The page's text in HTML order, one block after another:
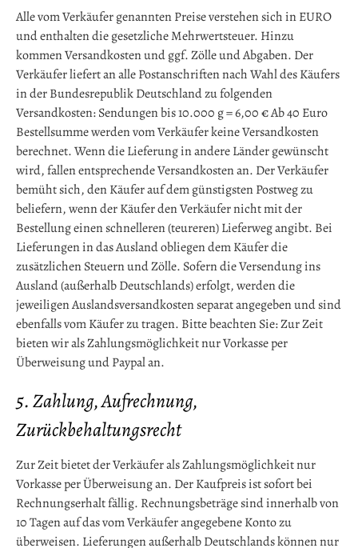
Alle vom Verkäufer genannten Preise verstehen sich in EURO
und enthalten die gesetzliche Mehrwertsteuer. Hinzu
kommen Versandkosten und ggf. Zölle und Abgaben. Der
Verkäufer liefert an alle Postanschriften nach Wahl des Käufers
in der Bundesrepublik Deutschland zu folgenden
Versandkosten: Sendungen bis 10.000 g = 6,00 € Ab 40 Euro
Bestellsumme werden vom Verkäufer keine Versandkosten
berechnet. Wenn die Lieferung in andere Länder gewünscht
wird, fallen entsprechende Versandkosten an. Der Verkäufer
bemüht sich, den Käufer auf dem günstigsten Postweg zu
beliefern, wenn der Käufer den Verkäufer nicht mit der
Bestellung einen schnelleren (teureren) Lieferweg angibt. Bei
Lieferungen in das Ausland obliegen dem Käufer die
zusätzlichen Steuern und Zölle. Sofern die Versendung ins
Ausland (außerhalb Deutschlands) erfolgt, werden die
jeweiligen Auslandsversandkosten separat angegeben und sind
ebenfalls vom Käufer zu tragen. Bitte beachten Sie: Zur Zeit
bieten wir als Zahlungsmöglichkeit nur Vorkasse per
Überweisung und Paypal an.
5. Zahlung, Aufrechnung,
Zurückbehaltungsrecht
Zur Zeit bietet der Verkäufer als Zahlungsmöglichkeit nur
Vorkasse per Überweisung an. Der Kaufpreis ist sofort bei
Rechnungserhalt fällig. Rechnungsbeträge sind innerhalb von
10 Tagen auf das vom Verkäufer angegebene Konto zu
überweisen. Lieferungen außerhalb Deutschlands können nur